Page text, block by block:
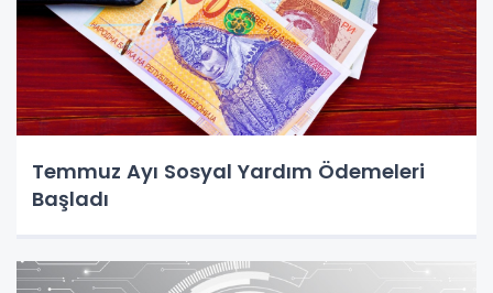
Temmuz Ayı Sosyal Yardım Ödemeleri
Başladı